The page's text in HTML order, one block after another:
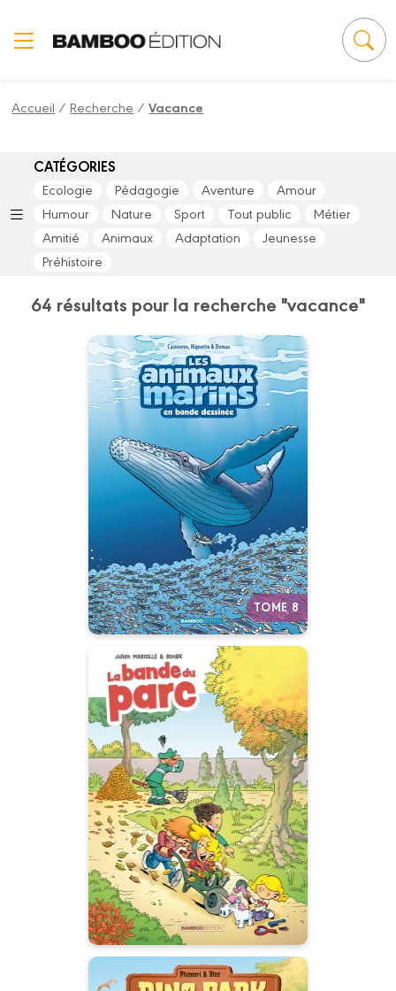
Accueil /Recherche /Vacance
CATÉGORIES
Ecologie Pédagogie Aventure
Amour
Humour
Nature Sport Tout public
Métier
Amitié
Animaux Adaptation
Jeunesse
Préhistoire
64 résultats pour la recherche "vacance"
TOME 8
Les Animaux
marins en BD
Tome 08
Date de parution :
07/01/2026
Plongez dans le monde du
silence… pas si silencieux que
ça !
Autres tomes
La Bande du parc
Tome 01
Date de parution :
26/04/2023
Jouer au parc avec ses potes,
c’est toute une aventure !